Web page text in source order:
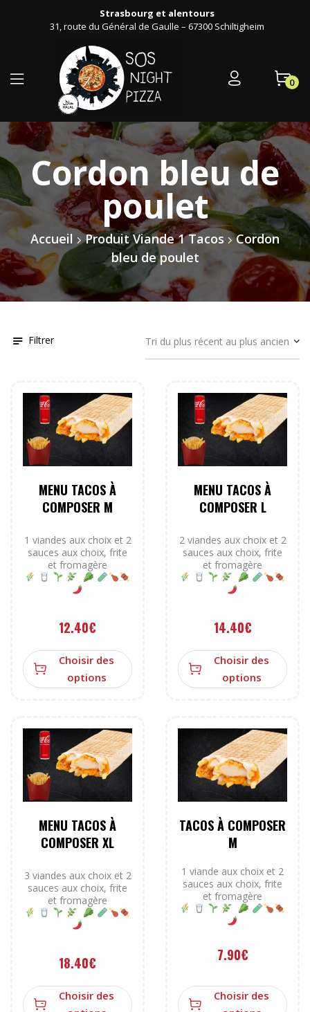
Strasbourg et alentours
31, route du Général de Gaulle – 67300 Schiltigheim
0
Cordon bleu de
poulet
Accueil Produit Viande 1 Tacos
Cordon
bleu de poulet
Filtrer
MENU TACOS À
COMPOSER M
1 viandes aux choix et 2
sauces aux choix, frite
et fromagère
12.40€
Choisir des
options
MENU TACOS À
COMPOSER L
2 viandes aux choix et 2
sauces aux choix, frite
et fromagère
14.40€
Choisir des
options
MENU TACOS À
COMPOSER XL
3 viandes aux choix et 2
sauces aux choix, frite
et fromagère
18.40€
Choisir des
TACOS À COMPOSER
M
1 viande aux choix et 2
sauces aux choix, frite
et fromagère
7.90€
Choisir des